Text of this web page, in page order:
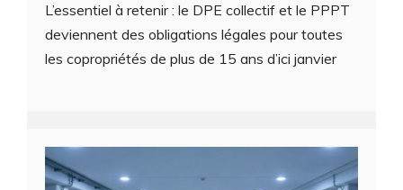
L’essentiel à retenir : le DPE collectif et le PPPT
deviennent des obligations légales pour toutes
les copropriétés de plus de 15 ans d’ici janvier